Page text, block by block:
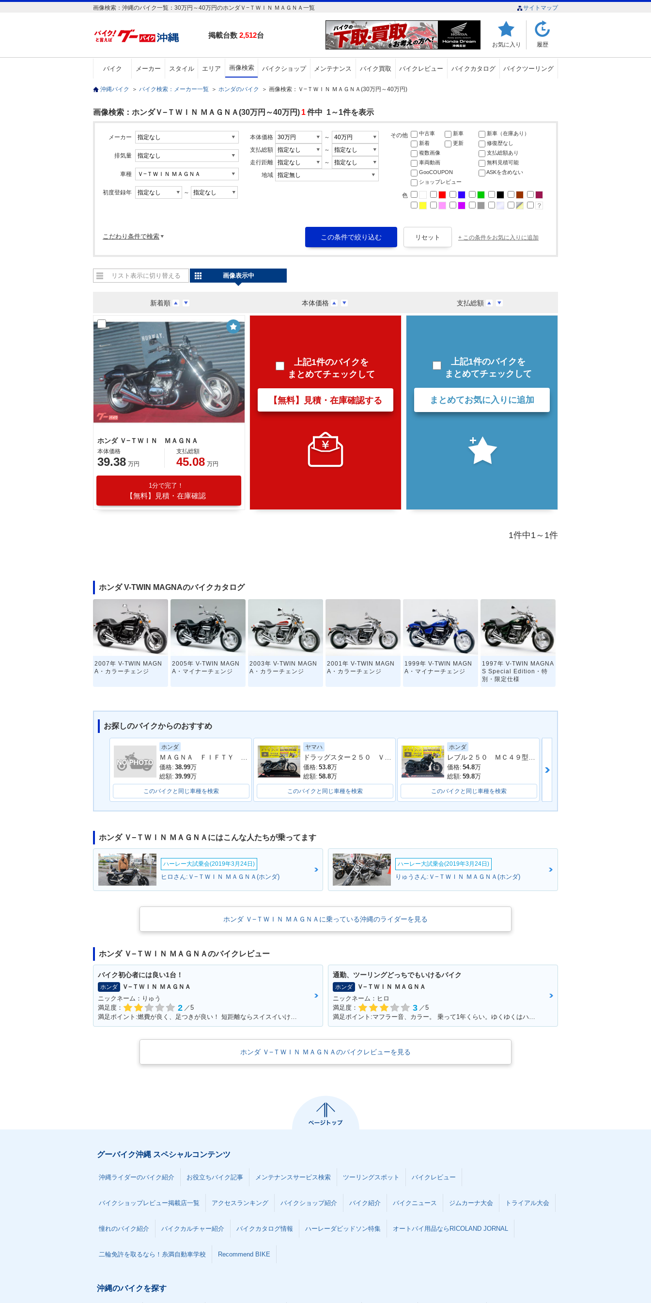
画像検索：沖縄のバイク一覧：30万円～40万円のホンダＶ−ＴＷＩＮ ＭＡＧＮＡ一覧 サイトマップ
掲載台数 2,512台
お気に入り 履歴
バイク メーカー スタイル エリア 画像検索 バイクショップ メンテナンス バイク買取 バイクレビュー バイクカタログ バイクツーリング
沖縄バイク ＞ バイク検索：メーカー一覧 ＞ ホンダのバイク ＞ 画像検索：Ｖ−ＴＷＩＮ ＭＡＧＮＡ(30万円～40万円)
画像検索：ホンダＶ−ＴＷＩＮ ＭＡＧＮＡ(30万円～40万円) 1件中 1～1件を表示
メーカー
排気量
車種
初度登録年 ～
本体価格
～
支払総額
～
走行距離
～
地域
その他 中古車 新車
新車（在庫あり）
新着
更新
修復歴なし
複数画像
支払総額あり
車両動画
無料見積可能
GooCOUPON
ASKを含めない
ショップレビュー
色
こだわり条件で検索 + この条件をお気に入りに追加
新着順 本体価格 支払総額
リスト表示に切り替える 画像表示中
ホンダ Ｖ−ＴＷＩＮ ＭＡＧＮＡ
本体価格
39.38 万円
支払総額
45.08 万円
1分で完了！
【無料】見積・在庫確認
上記1件のバイクを
まとめてチェックして
【無料】見積・在庫確認する
上記1件のバイクを
まとめてチェックして
まとめてお気に入りに追加
1件中1～1件
ホンダ V-TWIN MAGNAのバイクカタログ
2007年 V-TWIN MAGN
A・カラーチェンジ
2005年 V-TWIN MAGN
A・マイナーチェンジ
2003年 V-TWIN MAGN
A・カラーチェンジ
2001年 V-TWIN MAGN
A・カラーチェンジ
1999年 V-TWIN MAGN
A・マイナーチェンジ
1997年 V-TWIN MAGNA
S Special Edition・特
別・限定仕様
1997年 V-TWIN MAGNA
S・マイナーチェンジ
1997年 V-TWIN MAGN
A・マイナーチェンジ
1996年 V-TWIN MAGNA
S・追加
1995年 V-TWIN MAGN
A・カラーチェンジ
1994年 V-TWIN MAGN
A・新登場
お探しのバイクからのおすすめ
ホンダ
ＭＡＧＮＡ ＦＩＦＴＹ ２００１年モデル 純正車両
価格: 38.99万
総額: 39.99万
このバイクと同じ車種を検索
ヤマハ
ドラッグスター２５０ ＶＧ０５Ｊ型 ２００８年モデル 社外グリップ フロントウィンカー サイドバック
価格: 53.8万
総額: 58.8万
このバイクと同じ車種を検索
ホンダ
レブル２５０ ＭＣ４９型 ２０１９年モデル 社外タンクカバー サイドバック 社外マフラー アラーム
価格: 54.8万
総額: 59.8万
このバイクと同じ車種を検索
ホンダ Ｖ−ＴＷＩＮ ＭＡＧＮＡにはこんな人たちが乗ってます
ハーレー大試乗会(2019年3月24日)
ヒロさん:Ｖ−ＴＷＩＮ ＭＡＧＮＡ(ホンダ)
ハーレー大試乗会(2019年3月24日)
りゅうさん:Ｖ−ＴＷＩＮ ＭＡＧＮＡ(ホンダ)
ホンダ Ｖ−ＴＷＩＮ ＭＡＧＮＡに乗っている沖縄のライダーを見る
ホンダ Ｖ−ＴＷＩＮ ＭＡＧＮＡのバイクレビュー
バイク初心者には良い1台！
ホンダ
Ｖ−ＴＷＩＮ ＭＡＧＮＡ
ニックネーム：りゅう
満足度：
2 ／5
満足ポイント:燃費が良く、足つきが良い！ 短距離ならスイスイいけます！ パーツもたくさんあるのでカスタマイズしやすいです。
通勤、ツーリングどっちでもいけるバイク
ホンダ
Ｖ−ＴＷＩＮ ＭＡＧＮＡ
ニックネーム：ヒロ
満足度：
3 ／5
満足ポイント:マフラー音、カラー。 乗って1年くらい。ゆくゆくはハーレーに！通勤で使ってる。 ショック、ハンドル周りをカスタムしていきたい。
ホンダ Ｖ−ＴＷＩＮ ＭＡＧＮＡのバイクレビューを見る
グーバイク沖縄 スペシャルコンテンツ
沖縄ライダーのバイク紹介 お役立ちバイク記事 メンテナンスサービス検索 ツーリングスポット バイクレビュー
バイクショップレビュー掲載店一覧 アクセスランキング バイクショップ紹介 バイク紹介 バイクニュース ジムカーナ大会 トライアル大会
憧れのバイク紹介 バイクカルチャー紹介 バイクカタログ情報 ハーレーダビッドソン特集 オートバイ用品ならRICOLAND JORNAL
二輪免許を取るなら！糸満自動車学校 Recommend BIKE
沖縄のバイクを探す